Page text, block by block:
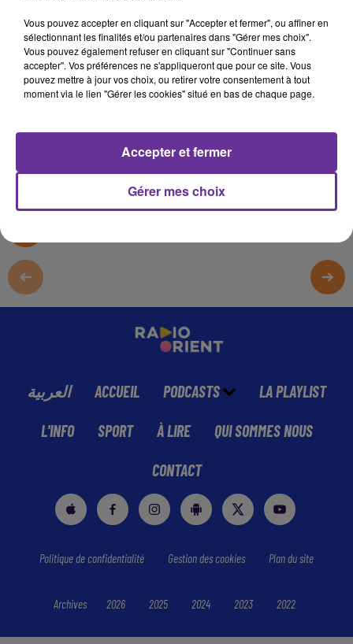
LE HYARIC
Radio Orient
Rencontres (FR)
العربية ACCUEIL PODCASTS LA PLAYLIST
L'INFO SPORT À LIRE QUI SOMMES NOUS
CONTACT
Politique de confidentialité Gestion des cookies Plan du site
Archives 2026 2025 2024 2023 2022
Vous pouvez accepter en cliquant sur "Accepter et fermer", ou affiner en
sélectionnant les finalités et/ou partenaires dans "Gérer mes choix".
Vous pouvez également refuser en cliquant sur "Continuer sans
accepter". Vos préférences ne s'appliqueront que pour ce site. Vous
pouvez mettre à jour vos choix, ou retirer votre consentement à tout
moment via le lien "Gérer les cookies" situé en bas de chaque page.
Gérer mes choix
Accepter et fermer